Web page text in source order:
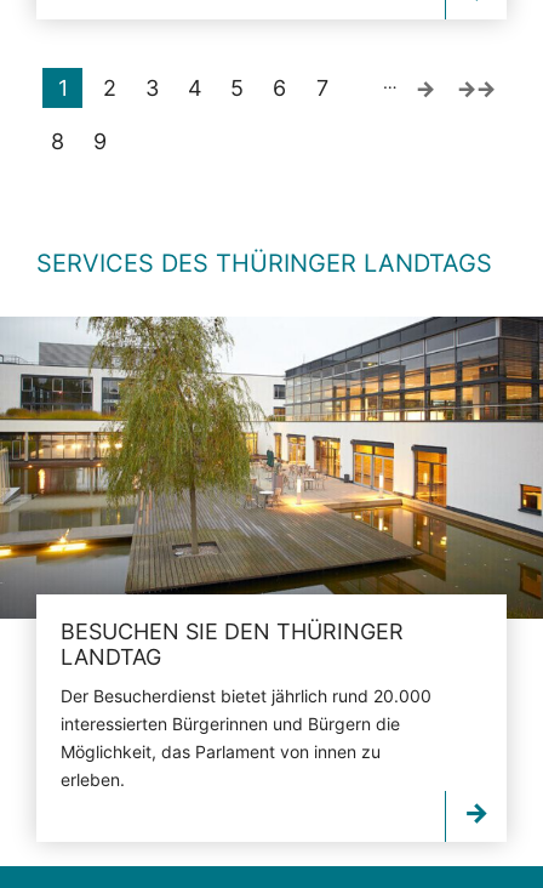
1 2 3 4 5 6 7
8 9
…
SERVICES DES THÜRINGER LANDTAGS
BESUCHEN SIE DEN THÜRINGER
LANDTAG
Der Besucherdienst bietet jährlich rund 20.000
interessierten Bürgerinnen und Bürgern die
Möglichkeit, das Parlament von innen zu
erleben.